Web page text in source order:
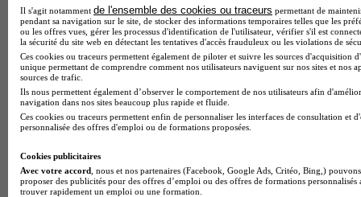
2 avis
Paris 8e 75008
Alternance possible
La Licence professionnelle Gestion de la Paie et
Administration du Personnel, proposée en partenariat avec
l’IUT Sénart et l’UPEC (Université Pa…
Il s'agit notamment de l'ensemble des cookies ou traceurs permettant de
pendant sa navigation sur le site, de stocker des informations temporaires telles que les
ou les offres vues, gérer les processus d'identification de l'utilisateur, vérifier s'il est
la sécurité du site web en détectant les tentatives d'accès frauduleux ou les violations de
Ces cookies ou traceurs permettent également de piloter et suivre les sources d'acquisition
unique permettant de comprendre comment nos utilisateurs naviguent sur nos sites et nos
sources de trafic.
Ils nous permettent également d’observer le comportement de nos utilisateurs afin
navigation dans nos sites beaucoup plus rapide et fluide.
Ces cookies ou traceurs permettent enfin de personnaliser les interfaces de consultation et
personnalisée des offres d'emploi ou de formations proposées.
Cookies publicitaires
Avec votre accord , nous et nos partenaires (Facebook, Google Ads, Critéo, Bing,)
proposer des publicités pour des offres d’emploi ou des offres de formations
trouver rapidement un emploi ou une formation.